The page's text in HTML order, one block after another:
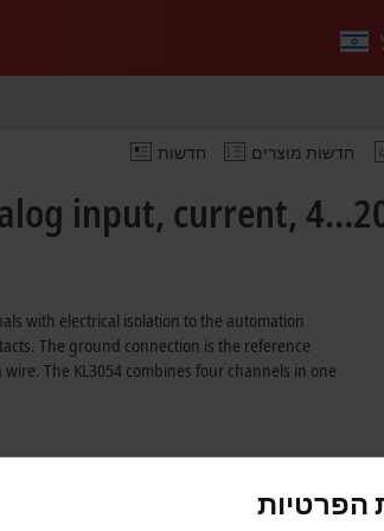
חדשות חדשות מוצרים
input, current,
with electrical isolation to the automation
The ground connection is the reference
The KL3054 combines four channels in one
הפרטיות